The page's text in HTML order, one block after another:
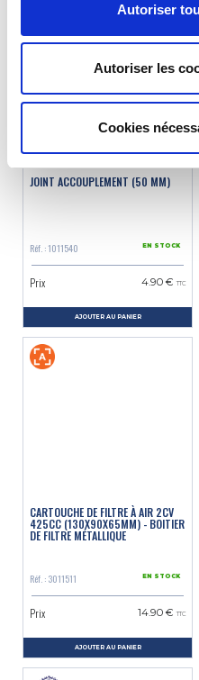
Autoriser
Autoriser les
Cookies
JOINT ACCOUPLEMENT (50 MM)
Réf. : 1011540 EN STOCK
Prix 4.90 € TTC
AJOUTER AU PANIER
CARTOUCHE DE FILTRE À AIR 2CV
425CC (130X90X65MM) - BOITIER
DE FILTRE MÉTALLIQUE
Réf. : 3011511 EN STOCK
Prix 14.90 € TTC
AJOUTER AU PANIER